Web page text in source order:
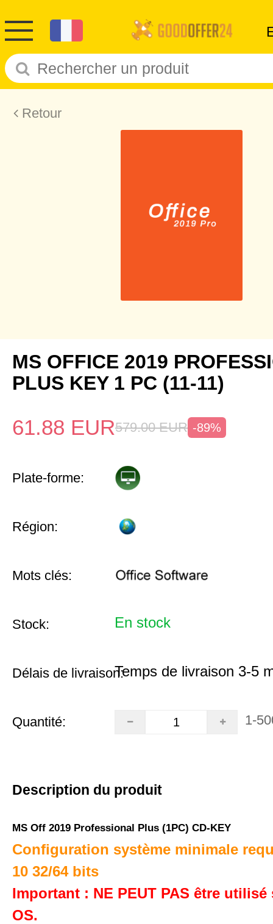
Retour
MS OFFICE 2019
PLUS KEY 1 PC (11-11)
61.88 EUR579.00 EUR -89%
Plate-forme:
Région:
Mots clés:
Stock: En stock
Délais de livraison:Temps de livraison 3-5
Quantité: 1-
Description du produit
MS Off 2019 Professional Plus (1PC) CD-KEY
Configuration système minimale
10 32/64 bits
Important : NE PEUT PAS être utilisé
OS.